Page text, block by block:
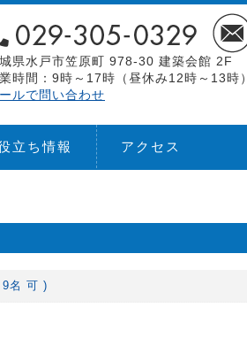
県水戸市笠原町 978-30 建築会館 2F
時間：9時～17時（昼休み12時～13時）
ルで問い合わせ
立ち情報 アクセス
名 可 )